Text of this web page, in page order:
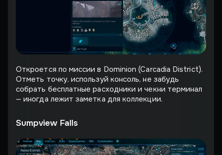
Откроется по миссии в Dominion (Carcadia District).
Отметь точку, используй консоль, не забудь
собрать бесплатные расходники и чекни терминал
— иногда лежит заметка для коллекции.
Sumpview Falls